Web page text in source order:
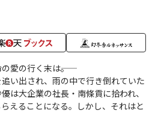
愛の行く末は――。
い出され、雨の中で行き倒れていた
は大企業の社長・南條貢に拾われ、
えることになる。しかし、それはと